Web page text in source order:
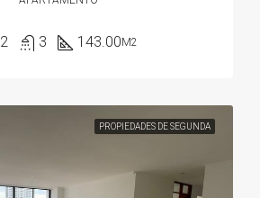
2 3 143.00M2
PROPIEDADES DE SEGUNDA